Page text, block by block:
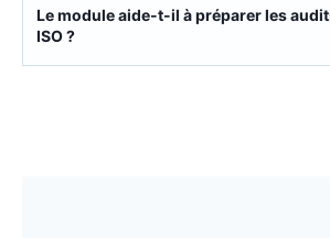
Le module aide-t-il à préparer les
ISO ?